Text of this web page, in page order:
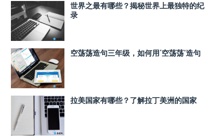
世界之最有哪些？揭秘世界上最独特的纪
录
空荡荡造句三年级，如何用‘空荡荡’造句
拉美国家有哪些？了解拉丁美洲的国家